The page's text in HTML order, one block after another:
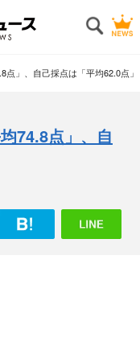
」、自己採点は「平均62.0点」
74.8点」、自